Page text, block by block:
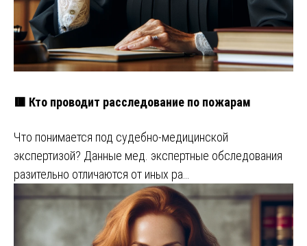
🟥 Кто проводит расследование по пожарам
Что понимается под судебно-медицинской
экспертизой? Данные мед. экспертные обследования
разительно отличаются от иных ра…